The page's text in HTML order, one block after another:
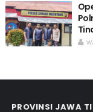
PROVINSI JAWA